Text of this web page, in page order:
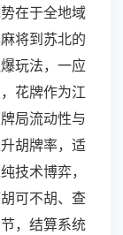
在于全地域
将到苏北的
玩法，一应
花牌作为江
局流动性与
胡牌率，适
技术博弈，
可不胡、查
，结算系统